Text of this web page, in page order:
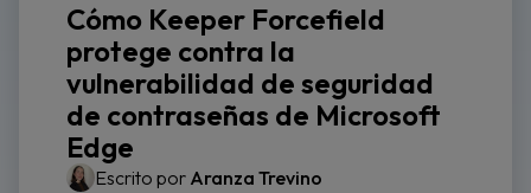
Cómo Keeper Forcefield
protege contra la
vulnerabilidad de seguridad
de contraseñas de Microsoft
Edge
Escrito por Aranza Trevino